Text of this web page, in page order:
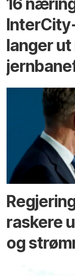
langer
raskere
og